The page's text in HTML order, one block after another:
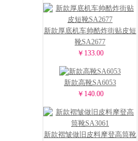
新款厚底机车帅酷炸街贴皮短
靴SA2677
￥133.00
新款高靴SA6053
￥140.00
新款褶皱做旧皮料摩登高筒靴